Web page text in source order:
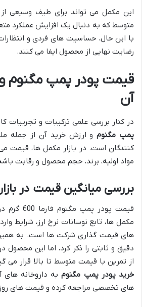
این مکمل می تواند برای طیف وسیعی از
متوسط که به دنبال یک افزایش عملکرد
با این حال، حساسیت های فردی و
رضایت نهایی از محصول ایفا می کنند.
قیمت پودر پمپ مگنوم
آن
در کنار بررسی علمی ترکیبات و تجربیات
پمپ مگنومو ارزش خرید آن از جمله
کنندگان است. در بازار مکمل ها، قیمت می
مواد اولیه، برند، حجم محصول و رقابت
بررسی میانگین قیمت در
قیمت پودر
مکمل ها، تابع نوسانات نرخ ارز، شرایط
های قیمت گذاری شرکت ها است. به
دقیق و ثابتی را ذکر کرد، اما این
از تمرین با قیمت متوسط تا بالا قرار می
خرید پودر پمپ مگنومبه داروخانه های
های تخصصی مراجعه کرده و قیمت های روز